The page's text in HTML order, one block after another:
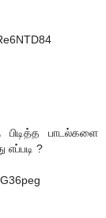
பாடல்களை
?